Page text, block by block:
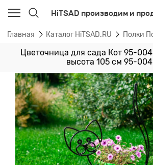
HiTSAD производим и
Главная Каталог HiTSAD.RU Полки
Цветочница для сада Кот 95-
высота 105 см 95-